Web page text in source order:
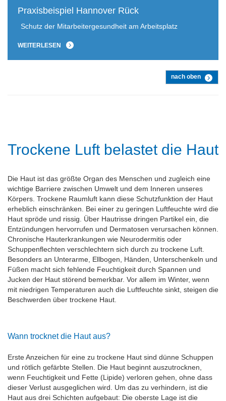
Praxisbeispiel Hannover Rück
Schutz der Mitarbeitergesundheit am Arbeitsplatz
WEITERLESEN
nach oben
Trockene Luft belastet die Haut
Die Haut ist das größte Organ des Menschen und zugleich eine
wichtige Barriere zwischen Umwelt und dem Inneren unseres
Körpers. Trockene Raumluft kann diese Schutzfunktion der Haut
erheblich einschränken. Bei einer zu geringen Luftfeuchte wird die
Haut spröde und rissig. Über Hautrisse dringen Partikel ein, die
Entzündungen hervorrufen und Dermatosen verursachen können.
Chronische Hauterkrankungen wie Neurodermitis oder
Schuppenﬂechten verschlechtern sich durch zu trockene Luft.
Besonders an Unterarme, Ellbogen, Händen, Unterschenkeln und
Füßen macht sich fehlende Feuchtigkeit durch Spannen und
Jucken der Haut störend bemerkbar. Vor allem im Winter, wenn
mit niedrigen Temperaturen auch die Luftfeuchte sinkt, steigen die
Beschwerden über trockene Haut.
Wann trocknet die Haut aus?
Erste Anzeichen für eine zu trockene Haut sind dünne Schuppen
und rötlich gefärbte Stellen. Die Haut beginnt auszutrocknen,
wenn Feuchtigkeit und Fette (Lipide) verloren gehen, ohne dass
dieser Verlust ausgeglichen wird. Um das zu verhindern, ist die
Haut aus drei Schichten aufgebaut: Die oberste Lage ist die